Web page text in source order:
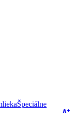
Špeciálne